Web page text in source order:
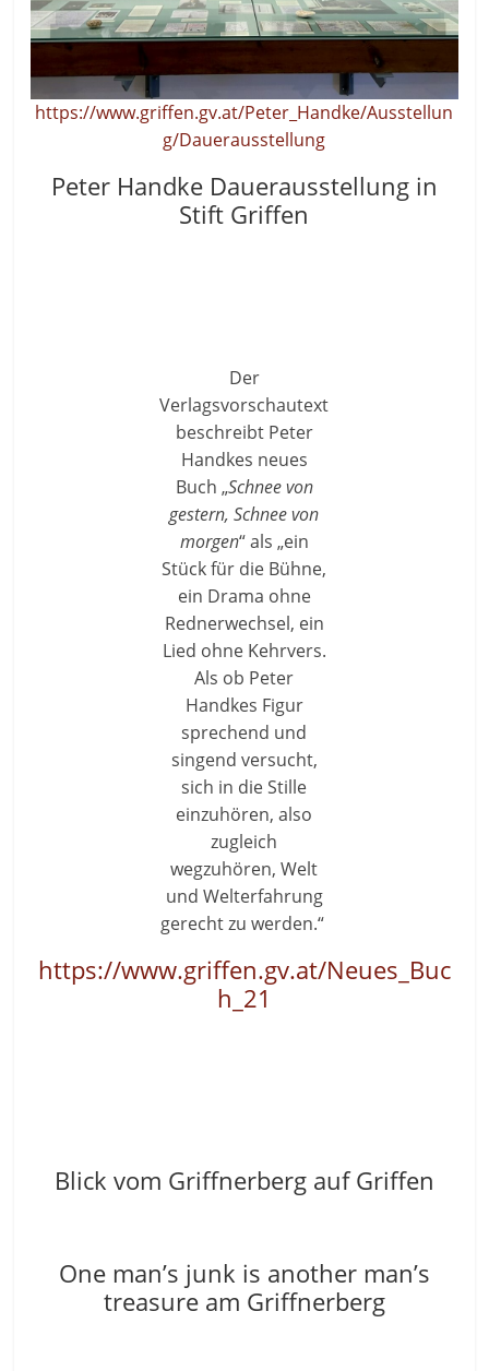
https://www.griffen.gv.at/Peter_Handke/Ausstellun
g/Dauerausstellung
Peter Handke Dauerausstellung in
Stift Griffen
Der
Verlagsvorschautext
beschreibt Peter
Handkes neues
Buch „Schnee von
gestern, Schnee von
morgen“ als „ein
Stück für die Bühne,
ein Drama ohne
Rednerwechsel, ein
Lied ohne Kehrvers.
Als ob Peter
Handkes Figur
sprechend und
singend versucht,
sich in die Stille
einzuhören, also
zugleich
wegzuhören, Welt
und Welterfahrung
gerecht zu werden.“
https://www.griffen.gv.at/Neues_Buc
h_21
Blick vom Griffnerberg auf Griffen
One man’s junk is another man’s
treasure am Griffnerberg